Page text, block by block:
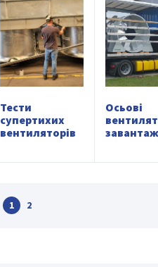
Тести
супертихих
вентиляторів
Осьові
1 2